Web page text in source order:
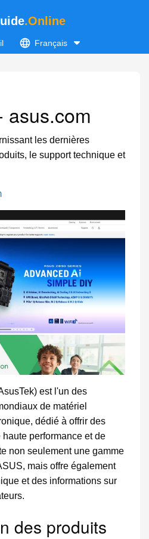
.Online
Français
asus.com
les dernières
le support technique et
est l'un des
de matériel
dédié à offrir des
performance et de
non seulement une gamme
mais offre également
et des informations sur
des produits